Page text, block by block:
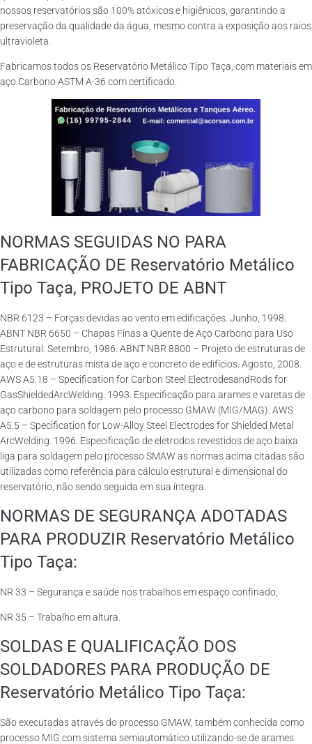
nossos reservatórios são 100% atóxicos e higiênicos, garantindo a
preservação da qualidade da água, mesmo contra a exposição aos raios
ultravioleta.
Fabricamos todos os Reservatório Metálico Tipo Taça, com materiais em
aço Carbono ASTM A-36 com certificado.
NORMAS SEGUIDAS NO PARA
FABRICAÇÃO DE Reservatório Metálico
Tipo Taça, PROJETO DE ABNT
NBR 6123 – Forças devidas ao vento em edificações. Junho, 1998.
ABNT NBR 6650 – Chapas Finas a Quente de Aço Carbono para Uso
Estrutural. Setembro, 1986. ABNT NBR 8800 – Projeto de estruturas de
aço e de estruturas mista de aço e concreto de edifícios. Agosto, 2008.
AWS A5.18 – Specification for Carbon Steel ElectrodesandRods for
GasShieldedArcWelding. 1993. Especificação para arames e varetas de
aço carbono para soldagem pelo processo GMAW (MIG/MAG). AWS
A5.5 – Specification for Low-Alloy Steel Electrodes for Shielded Metal
ArcWelding. 1996. Especificação de eletrodos revestidos de aço baixa
liga para soldagem pelo processo SMAW as normas acima citadas são
utilizadas como referência para cálculo estrutural e dimensional do
reservatório, não sendo seguida em sua íntegra.
NORMAS DE SEGURANÇA ADOTADAS
PARA PRODUZIR Reservatório Metálico
Tipo Taça:
NR 33 – Segurança e saúde nos trabalhos em espaço confinado;
NR 35 – Trabalho em altura.
SOLDAS E QUALIFICAÇÃO DOS
SOLDADORES PARA PRODUÇÃO DE
Reservatório Metálico Tipo Taça:
São executadas através do processo GMAW, também conhecida como
processo MIG com sistema semiautomático utilizando-se de arames